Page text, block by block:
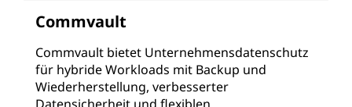
Commvault
Commvault bietet Unternehmensdatenschutz
für hybride Workloads mit Backup und
Wiederherstellung, verbesserter